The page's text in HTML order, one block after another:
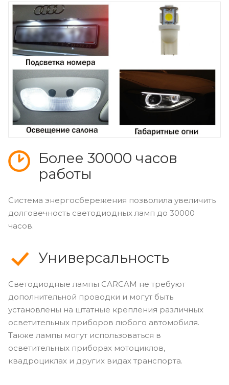
Более 30000 часов
работы
Система энергосбережения позволила увеличить
долговечность светодиодных ламп до 30000
часов.
Универсальность
Светодиодные лампы CARCAM не требуют
дополнительной проводки и могут быть
установлены на штатные крепления различных
осветительных приборов любого автомобиля.
Также лампы могут использоваться в
осветительных приборах мотоциклов,
квадроциклах и других видах транспорта.